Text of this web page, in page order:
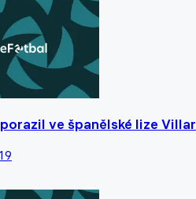
ve španělské lize